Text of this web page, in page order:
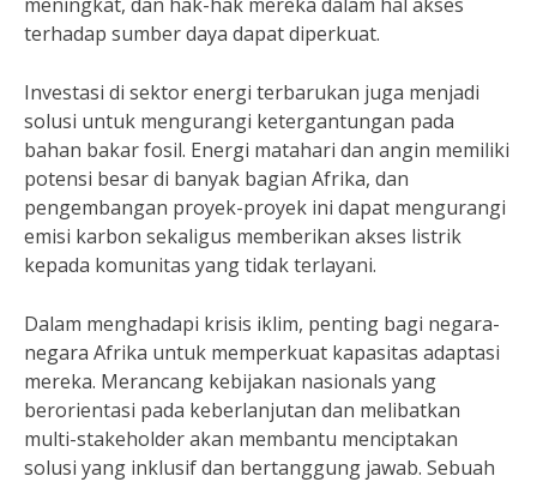
terhadap sumber daya dapat diperkuat.
Investasi di sektor energi terbarukan juga menjadi
solusi untuk mengurangi ketergantungan pada
bahan bakar fosil. Energi matahari dan angin memiliki
potensi besar di banyak bagian Afrika, dan
pengembangan proyek-proyek ini dapat mengurangi
emisi karbon sekaligus memberikan akses listrik
kepada komunitas yang tidak terlayani.
Dalam menghadapi krisis iklim, penting bagi negara-
negara Afrika untuk memperkuat kapasitas adaptasi
mereka. Merancang kebijakan nasionals yang
berorientasi pada keberlanjutan dan melibatkan
multi-stakeholder akan membantu menciptakan
solusi yang inklusif dan bertanggung jawab. Sebuah